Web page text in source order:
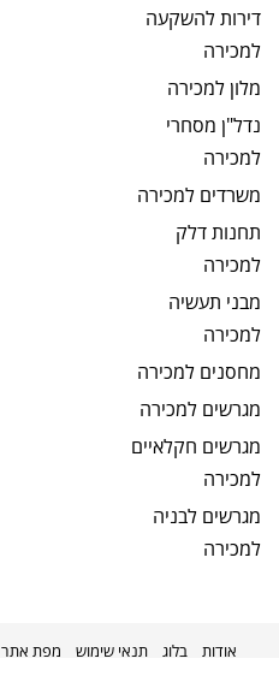
דירות להשקעה
למכירה
מלון למכירה
נדל"ן מסחרי
למכירה
משרדים למכירה
תחנות דלק
למכירה
מבני תעשיה
למכירה
מחסנים למכירה
מגרשים למכירה
מגרשים חקלאיים
למכירה
מגרשים לבניה
למכירה
אודות בלוג תנאי שימוש מפת אתר